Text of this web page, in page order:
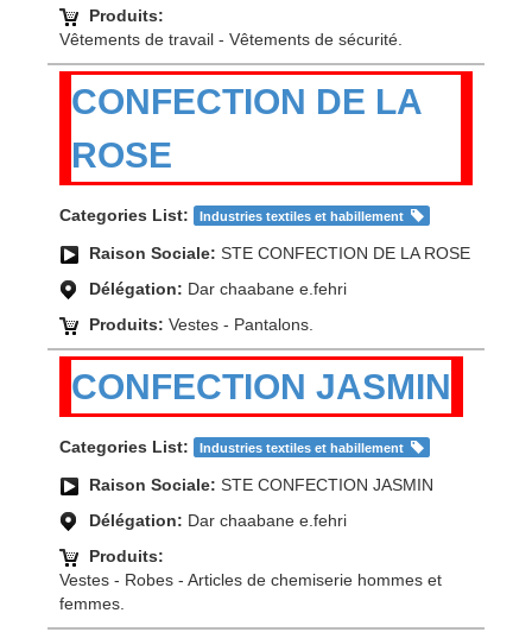
Produits:
Vêtements de travail - Vêtements de sécurité.
CONFECTION DE LA
ROSE
Categories List: Industries textiles et habillement
Raison Sociale: STE CONFECTION DE LA ROSE
Délégation: Dar chaabane e.fehri
Produits: Vestes - Pantalons.
CONFECTION JASMIN
Categories List: Industries textiles et habillement
Raison Sociale: STE CONFECTION JASMIN
Délégation: Dar chaabane e.fehri
Produits:
Vestes - Robes - Articles de chemiserie hommes et
femmes.